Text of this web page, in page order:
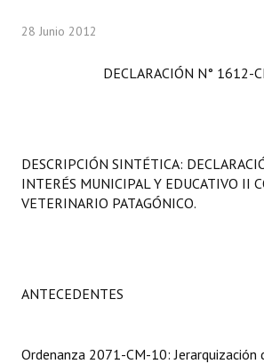
Comisiones Especiales
LEGISLACIÓN
Carta Orgánica 2007
28 Junio 2012
DECLARACIÓN N° 1612-
DESCRIPCIÓN SINTÉTICA:
INTERÉS MUNICIPAL Y EDUCATIVO II
VETERINARIO PATAGÓNICO.
ANTECEDENTES
Ordenanza 2071-CM-10: Jerarquización